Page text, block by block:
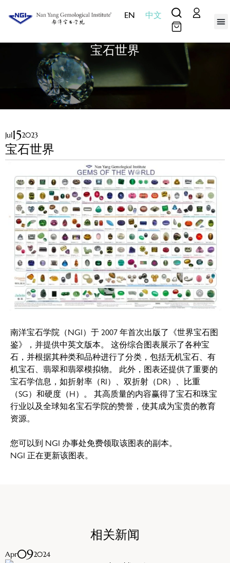
EN 中文
宝石世界
Jul152023
宝石世界
南洋宝石学院（NGI）于 2007 年首次出版了《世界宝石图
鉴》，并提供中英文版本。 这份综合图表展示了各种宝
石，并根据其种类和品种进行了分类，包括无机宝石、有
机宝石、翡翠和翡翠模拟物。 此外，图表还提供了重要的
宝石学信息，如折射率（RI）、双折射（DR）、比重
（SG）和硬度（H）。 其高质量的内容赢得了宝石和珠宝
行业以及全球知名宝石学院的赞誉，使其成为宝贵的教育
资源。
您可以到 NGI 办事处免费领取该图表的副本。
NGI 正在更新该图表。
相关新闻
Apr092024